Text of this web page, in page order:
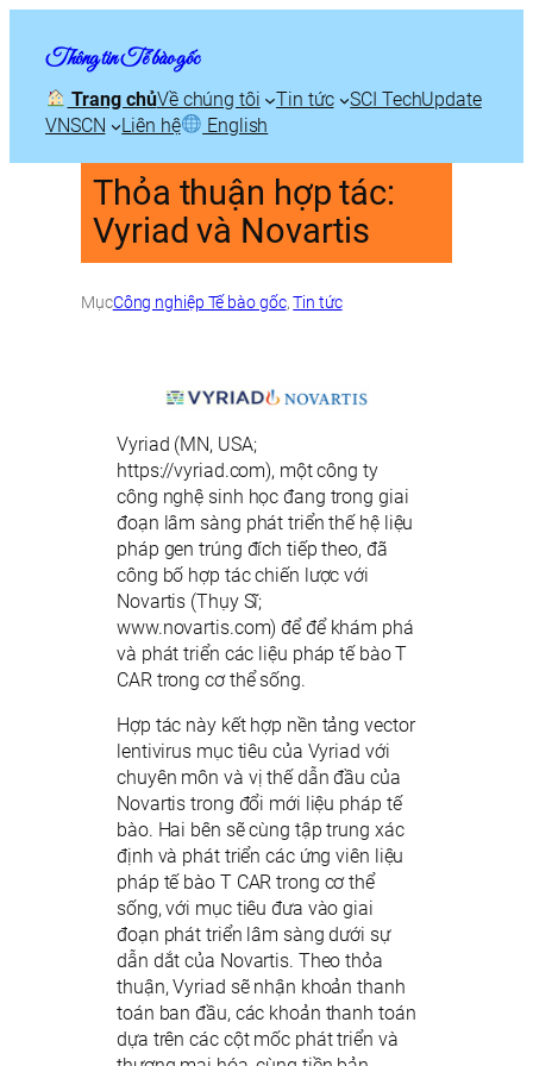
Thông tin Tế bào gốc
Trang chủVề chúng tôi Tin tức
SCI TechUpdate
VNSCN
Liên hệ English
Thỏa thuận hợp tác:
Vyriad và Novartis
MụcCông nghiệp Tế bào gốc, Tin tức
Vyriad (MN, USA;
https://vyriad.com), một công ty
công nghệ sinh học đang trong giai
đoạn lâm sàng phát triển thế hệ liệu
pháp gen trúng đích tiếp theo, đã
công bố hợp tác chiến lược với
Novartis (Thụy Sĩ;
www.novartis.com) để để khám phá
và phát triển các liệu pháp tế bào T
CAR trong cơ thể sống.
Hợp tác này kết hợp nền tảng vector
lentivirus mục tiêu của Vyriad với
chuyên môn và vị thế dẫn đầu của
Novartis trong đổi mới liệu pháp tế
bào. Hai bên sẽ cùng tập trung xác
định và phát triển các ứng viên liệu
pháp tế bào T CAR trong cơ thể
sống, với mục tiêu đưa vào giai
đoạn phát triển lâm sàng dưới sự
dẫn dắt của Novartis. Theo thỏa
thuận, Vyriad sẽ nhận khoản thanh
toán ban đầu, các khoản thanh toán
dựa trên các cột mốc phát triển và